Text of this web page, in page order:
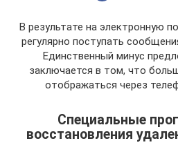
В результате на электронную
регулярно поступать
Единственный минус
заключается в том, что
отображаться через
Специальные
восстановления